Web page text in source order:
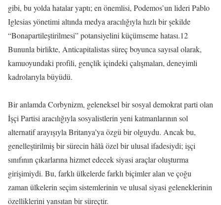
gibi, bu yolda hatalar yaptı; en önemlisi, Podemos’un lideri Pablo
Iglesias yönetimi altında medya aracılığıyla hızlı bir şekilde
“Bonapartileştirilmesi” potansiyelini küçümseme hatası.12
Bununla birlikte, Anticapitalistas süreç boyunca sayısal olarak,
kamuoyundaki profili, gençlik içindeki çalışmaları, deneyimli
kadrolarıyla büyüdü.
Bir anlamda Corbynizm, geleneksel bir sosyal demokrat parti olan
İşçi Partisi aracılığıyla sosyalistlerin yeni katmanlarının sol
alternatif arayışıyla Britanya’ya özgü bir olguydu. Ancak bu,
genelleştirilmiş bir sürecin hâlâ özel bir ulusal ifadesiydi; işçi
sınıfının çıkarlarına hizmet edecek siyasi araçlar oluşturma
girişimiydi. Bu, farklı ülkelerde farklı biçimler alan ve çoğu
zaman ülkelerin seçim sistemlerinin ve ulusal siyasi geleneklerinin
özelliklerini yansıtan bir süreçtir.